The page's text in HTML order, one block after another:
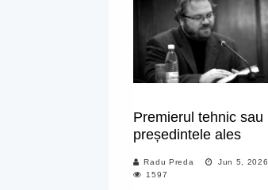
Premierul tehnic sau
președintele ales
Radu Preda
Jun 5, 2026
1597